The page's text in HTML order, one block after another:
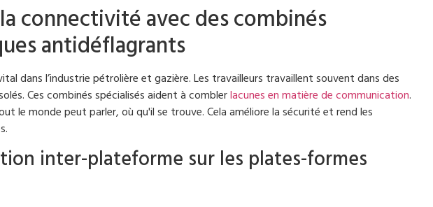
connectivité avec des combinés
antidéflagrants
dans l’industrie pétrolière et gazière. Les travailleurs travaillent souvent dans des
Ces combinés spécialisés aident à comblerlacunes en matière de communication.
le monde peut parler, où qu'il se trouve. Cela améliore la sécurité et rend les
inter-plateforme sur les plates-formes